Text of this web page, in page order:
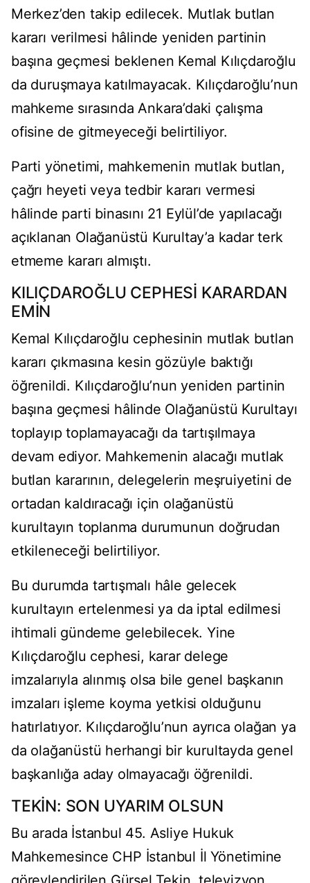
Merkez’den takip edilecek. Mutlak butlan
kararı verilmesi hâlinde yeniden partinin
başına geçmesi beklenen Kemal Kılıçdaroğlu
da duruşmaya katılmayacak. Kılıçdaroğlu’nun
mahkeme sırasında Ankara’daki çalışma
ofisine de gitmeyeceği belirtiliyor.
Parti yönetimi, mahkemenin mutlak butlan,
çağrı heyeti veya tedbir kararı vermesi
hâlinde parti binasını 21 Eylül’de yapılacağı
açıklanan Olağanüstü Kurultay’a kadar terk
etmeme kararı almıştı.
KILIÇDAROĞLU CEPHESİ KARARDAN
EMİN
Kemal Kılıçdaroğlu cephesinin mutlak butlan
kararı çıkmasına kesin gözüyle baktığı
öğrenildi. Kılıçdaroğlu’nun yeniden partinin
başına geçmesi hâlinde Olağanüstü Kurultayı
toplayıp toplamayacağı da tartışılmaya
devam ediyor. Mahkemenin alacağı mutlak
butlan kararının, delegelerin meşruiyetini de
ortadan kaldıracağı için olağanüstü
kurultayın toplanma durumunun doğrudan
etkileneceği belirtiliyor.
Bu durumda tartışmalı hâle gelecek
kurultayın ertelenmesi ya da iptal edilmesi
ihtimali gündeme gelebilecek. Yine
Kılıçdaroğlu cephesi, karar delege
imzalarıyla alınmış olsa bile genel başkanın
imzaları işleme koyma yetkisi olduğunu
hatırlatıyor. Kılıçdaroğlu’nun ayrıca olağan ya
da olağanüstü herhangi bir kurultayda genel
başkanlığa aday olmayacağı öğrenildi.
TEKİN: SON UYARIM OLSUN
Bu arada İstanbul 45. Asliye Hukuk
Mahkemesince CHP İstanbul İl Yönetimine